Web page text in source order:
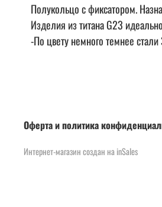
Полукольцо с фиксатором.
Изделия из титана G23
-По цвету немного темнее
Оферта и политика
Интернет-магазин создан на inSales